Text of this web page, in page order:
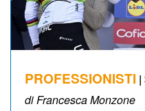
PROFESSIONISTI |
di Francesca Monzone